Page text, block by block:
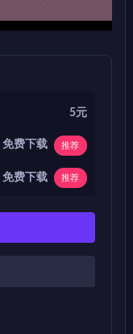
5元
免费下载 推荐
免费下载 推荐